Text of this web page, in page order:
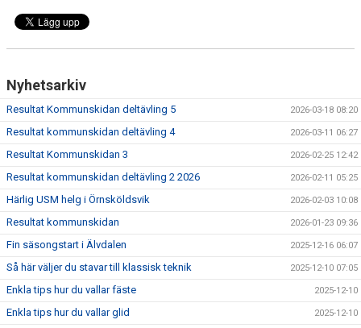
Nyhetsarkiv
Resultat Kommunskidan deltävling 5 2026-03-18 08:20
Resultat kommunskidan deltävling 4 2026-03-11 06:27
Resultat Kommunskidan 3 2026-02-25 12:42
Resultat kommunskidan deltävling 2 2026 2026-02-11 05:25
Härlig USM helg i Örnsköldsvik 2026-02-03 10:08
Resultat kommunskidan 2026-01-23 09:36
Fin säsongstart i Älvdalen 2025-12-16 06:07
Så här väljer du stavar till klassisk teknik 2025-12-10 07:05
Enkla tips hur du vallar fäste 2025-12-10
Enkla tips hur du vallar glid 2025-12-10